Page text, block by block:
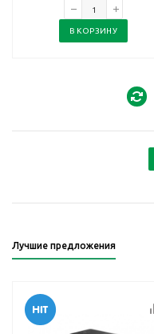
В КОРЗИНУ
Лучшие предложения